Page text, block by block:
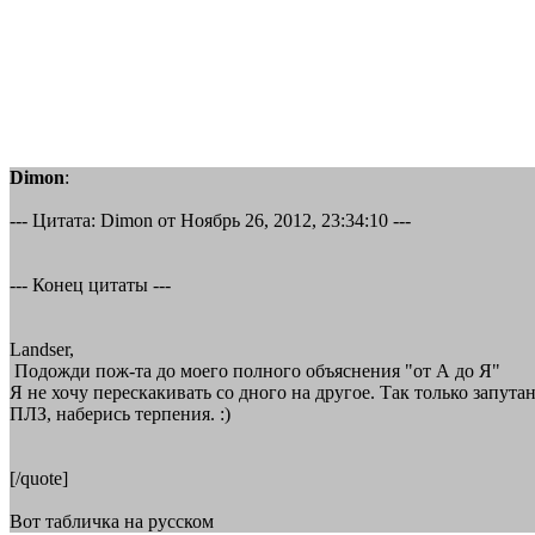
Dimon:
--- Цитата: Dimon от Ноябрь 26, 2012, 23:34:10 ---
--- Конец цитаты ---
Landser,
Подожди пож-та до моего полного объяснения "от А до Я"
Я не хочу перескакивать со дного на другое. Так только
ПЛЗ, наберись терпения. :)
[/quote]
Вот табличка на русском